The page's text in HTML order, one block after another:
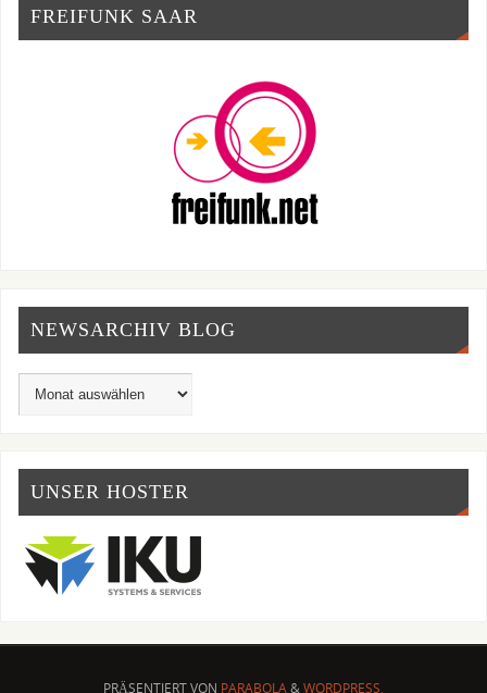
FREIFUNK SAAR
NEWSARCHIV BLOG
UNSER HOSTER
PRÄSENTIERT VON PARABOLA&WORDPRESS.